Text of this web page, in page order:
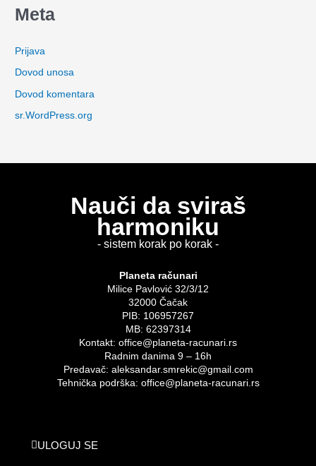
Meta
Prijava
Dovod unosa
Dovod komentara
sr.WordPress.org
Nauči da sviraš
harmoniku
- sistem korak po korak -
Planeta računari
Milice Pavlović 32/3/12
32000 Čačak
PIB: 106957267
MB: 62397314
Kontakt: office@planeta-racunari.rs
Radnim danima 9 – 16h
Predavač: aleksandar.smrekic@gmail.com
Tehnička podrška: office@planeta-racunari.rs
ULOGUJ SE